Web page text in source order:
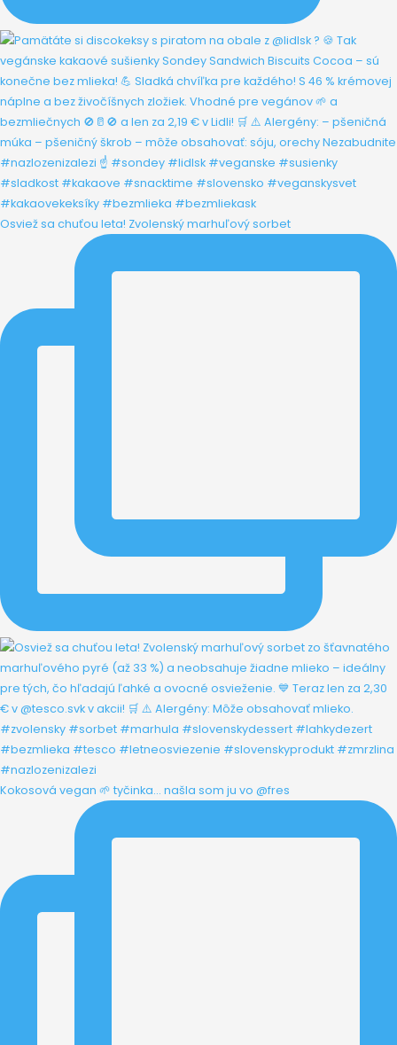
Osviež sa chuťou leta! Zvolenský marhuľový sorbet
Kokosová vegan 🌱 tyčinka... našla som ju vo @fres